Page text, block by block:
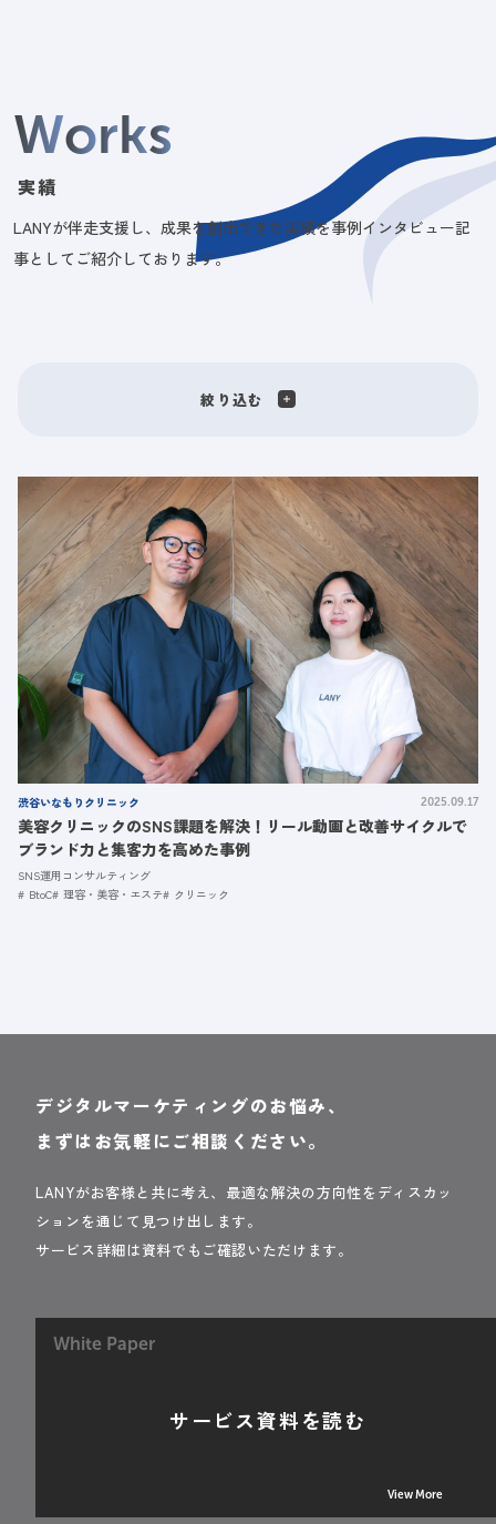
Works
実績
LANYが伴走支援し、成果を創出できた実績を事例インタビュー記
事としてご紹介しております。
絞り込む
渋谷いなもりクリニック 2025.09.17
美容クリニックのSNS課題を解決！リール動画と改善サイクルで
ブランド力と集客力を高めた事例
SNS運用コンサルティング
BtoC
理容・美容・エステ クリニック
デジタルマーケティングのお悩み、
まずはお気軽にご相談ください。
LANYがお客様と共に考え、最適な解決の方向性をディスカッ
ションを通じて見つけ出します。
サービス詳細は資料でもご確認いただけます。
White Paper
サービス資料を読む
View More